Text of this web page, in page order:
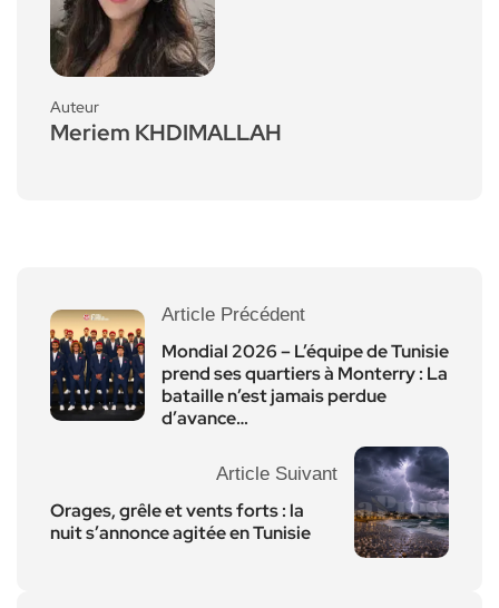
Auteur
Meriem KHDIMALLAH
Article Précédent
Mondial 2026 – L’équipe de Tunisie
prend ses quartiers à Monterry : La
bataille n’est jamais perdue
d’avance…
Article Suivant
Orages, grêle et vents forts : la
nuit s’annonce agitée en Tunisie